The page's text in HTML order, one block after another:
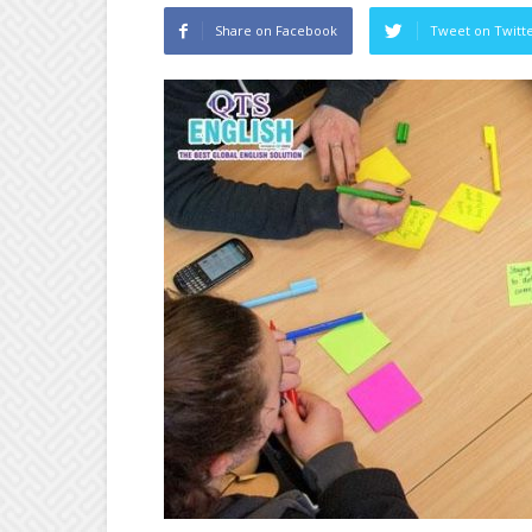
Share on Facebook Tweet on